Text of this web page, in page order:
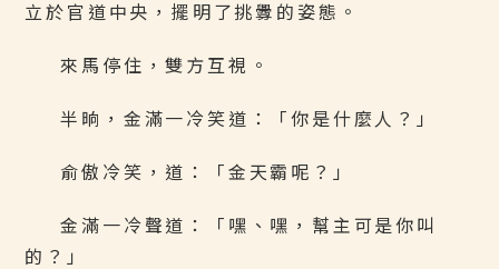
立於官道中央，擺明了挑釁的姿態。
來馬停住，雙方互視。
半晌，金滿一冷笑道：「你是什麼人？」
俞傲冷笑，道：「金天霸呢？」
金滿一冷聲道：「嘿、嘿，幫主可是你叫
的？」